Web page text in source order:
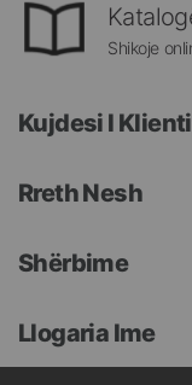
Shikoje
Kujdesi I
Rreth Nesh
Shërbime
Llogaria Ime